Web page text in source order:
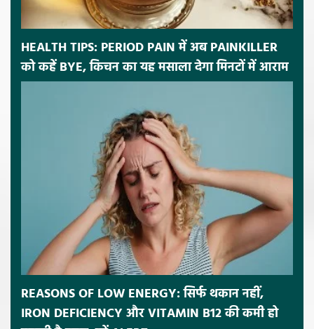
HEALTH TIPS: PERIOD PAIN में अब PAINKILLER
को कहें BYE, किचन का यह मसाला देगा मिनटों में आराम
REASONS OF LOW ENERGY: सिर्फ थकान नहीं,
IRON DEFICIENCY और VITAMIN B12 की कमी हो